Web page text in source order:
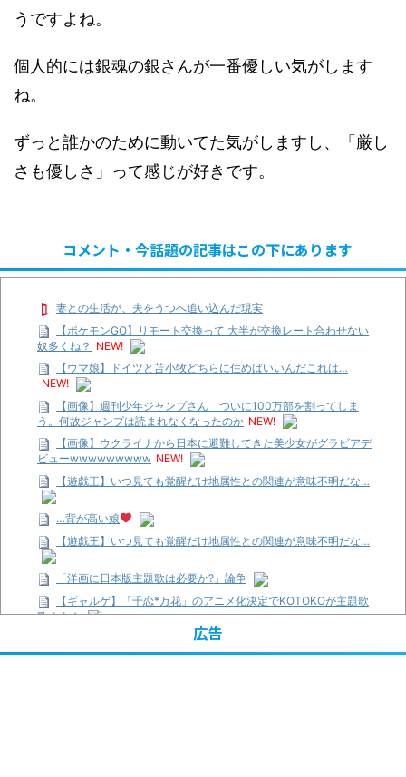
うですよね。
個人的には銀魂の銀さんが一番優しい気がします
ね。
ずっと誰かのために動いてた気がしますし、「厳し
さも優しさ」って感じが好きです。
コメント・今話題の記事はこの下にあります
妻との生活が、夫をうつへ追い込んだ現実
【ポケモンGO】リモート交換って 大半が交換レート合わせない
奴多くね？ NEW!
【ウマ娘】ドイツと苫小牧どちらに住めばいいんだこれは…
NEW!
【画像】週刊少年ジャンプさん ついに100万部を割ってしま
う。何故ジャンプは読まれなくなったのか NEW!
【画像】ウクライナから日本に避難してきた美少女がグラビアデ
ビューwwwwwwwww NEW!
【遊戯王】いつ見ても覚醒だけ地属性との関連が意味不明だな…
…背が高い娘
【遊戯王】いつ見ても覚醒だけ地属性との関連が意味不明だな…
「洋画に日本版主題歌は必要か?」論争
【ギャルゲ】「千恋*万花」のアニメ化決定でKOTOKOが主題歌
歌うよ！
【R-18】真・女神転生 Road to the Transcendence【二次創作】
第２０話
広告